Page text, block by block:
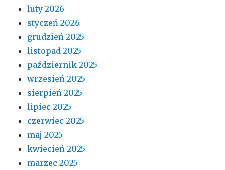
luty 2026
styczeń 2026
grudzień 2025
listopad 2025
październik 2025
wrzesień 2025
sierpień 2025
lipiec 2025
czerwiec 2025
maj 2025
kwiecień 2025
marzec 2025